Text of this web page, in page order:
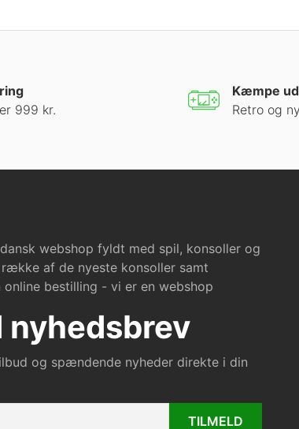
999 kr.
Kæmpe
Retro og
webshop fyldt med spil, konsoller og
af de nyeste konsoller samt
online bestilling - vi er en webshop
nyhedsbrev
og spændende nyheder direkte i din
TILMELD